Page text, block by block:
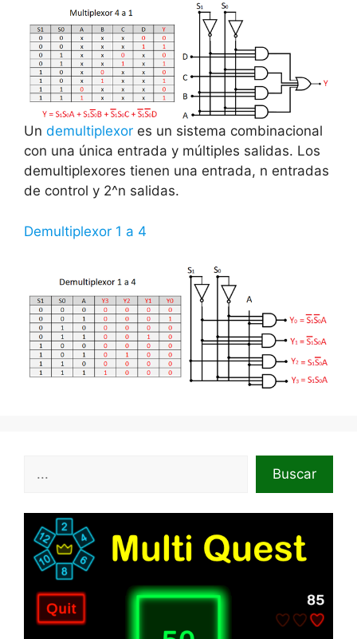
Un demultiplexor es un sistema combinacional
con una única entrada y múltiples salidas. Los
demultiplexores tienen una entrada, n entradas
de control y 2^n salidas.
Demultiplexor 1 a 4
Buscar